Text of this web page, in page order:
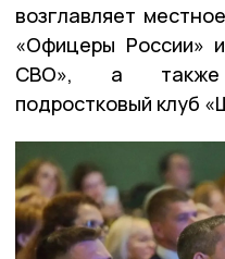
возглавляет
«Офицеры России»
СВО», а также
подростковый клуб